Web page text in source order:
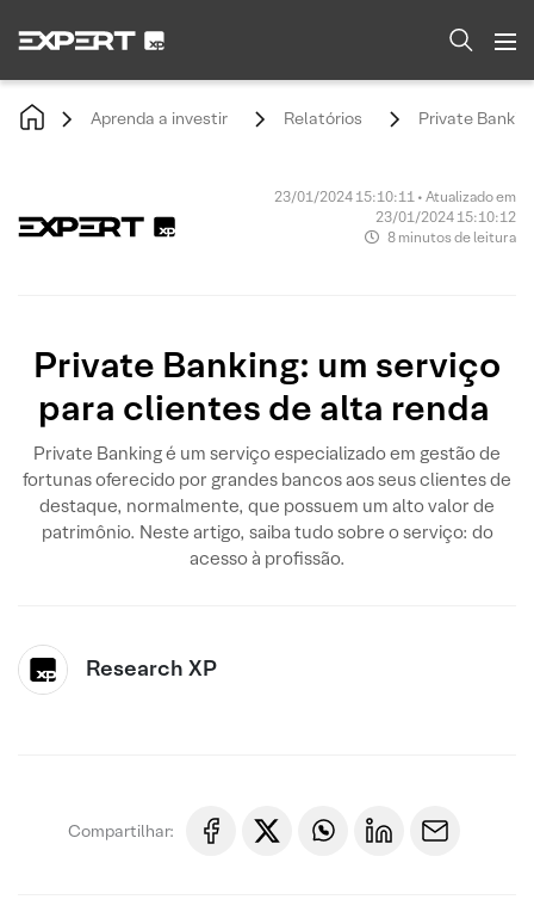
Aprenda a investir Relatórios Private
23/01/2024 15:10:11 • Atualizado em
23/01/2024 15:10:12
8 minutos de leitura
Private Banking: um serviço
para clientes de alta renda
Private Banking é um serviço especializado em gestão de
fortunas oferecido por grandes bancos aos seus clientes de
destaque, normalmente, que possuem um alto valor de
patrimônio. Neste artigo, saiba tudo sobre o serviço: do
acesso à profissão.
Research XP
Compartilhar: